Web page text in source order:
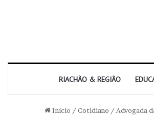
RIACHÃO & REGIÃO
Início / Cotidiano / Advogada